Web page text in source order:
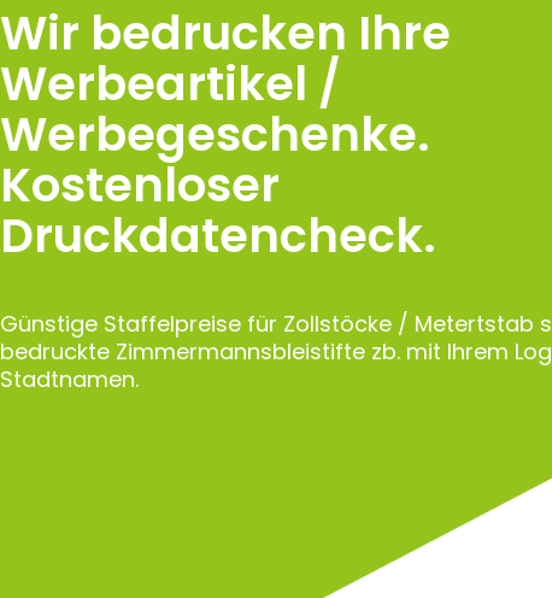
Wir bedrucken Ihre
Werbeartikel /
Werbegeschenke.
Kostenloser
Druckdatencheck.
Günstige Staffelpreise für Zollstöcke / Metertstab
bedruckte Zimmermannsbleistifte zb. mit Ihrem
Stadtnamen.